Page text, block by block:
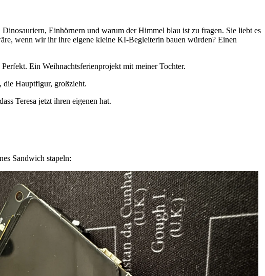
Einhörnern und warum der Himmel blau ist zu fragen. Sie liebt es
wenn wir ihr ihre eigene kleine KI-Begleiterin bauen würden? Einen
Ein Weihnachtsferienprojekt mit meiner Tochter.
die Hauptfigur, großzieht.
Teresa jetzt ihren eigenen hat.
Sandwich stapeln: